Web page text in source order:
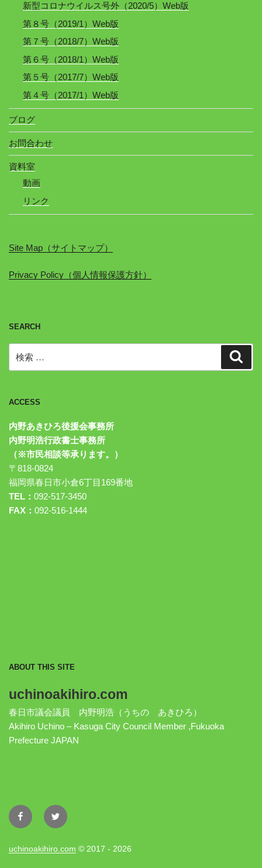
新型コロナウイルス号外（2020/5）Web版
第８号（2019/1）Web版
第７号（2018/7）Web版
第６号（2018/1）Web版
第５号（2017/7）Web版
第４号（2017/1）Web版
ブログ
お問合わせ
資料室
動画
リンク
Site Map（サイトマップ）
Privacy Policy（個人情報保護方針）
SEARCH
索:
ACCESS
内野あきひろ後援会事務所
内野明浩行政書士事務所
（※市民相談等承ります。）
〒818-0824
福岡県春日市小倉6丁目169番地
TEL： 092-517-3450
FAX： 092-516-1444
ABOUT THIS SITE
uchinoakihiro.com
春日市議会議員 内野明浩（うちの あきひろ）
Akihiro Uchino – Kasuga City Council Member ,Fukuoka
Prefecture JAPAN
FacebookTwitter
uchinoakihiro.com © 2017 - 2026